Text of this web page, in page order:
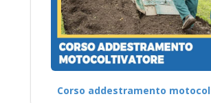
Corso addestramento